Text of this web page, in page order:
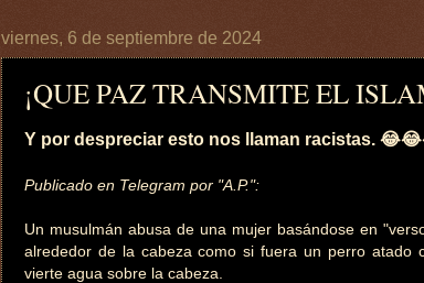
viernes, 6 de septiembre de 2024
¡QUE PAZ TRANSMITE EL
Y por despreciar esto nos llaman racistas.
Publicado en Telegram por "A.P.":
Un musulmán abusa de una mujer basándose en
alrededor de la cabeza como si fuera un perro atado
vierte agua sobre la cabeza.